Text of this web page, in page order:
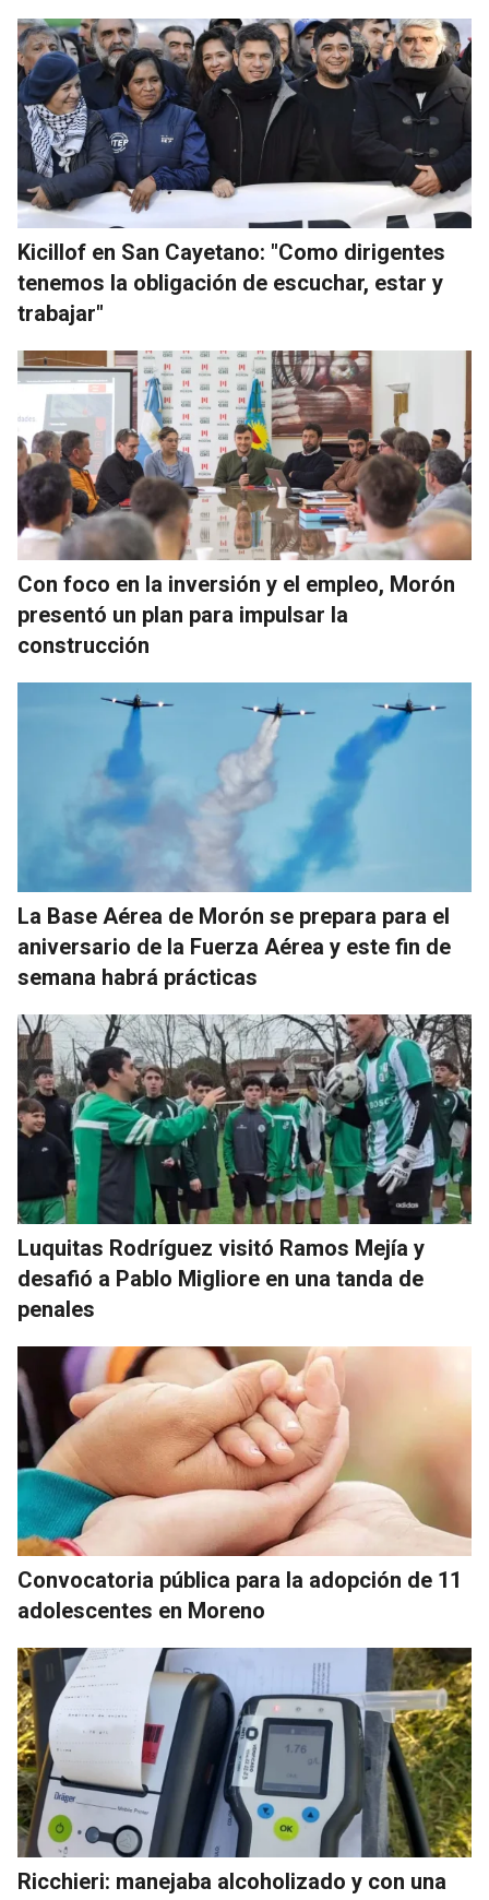
Kicillof en San Cayetano: "Como dirigentes
tenemos la obligación de escuchar, estar y
trabajar"
Con foco en la inversión y el empleo, Morón
presentó un plan para impulsar la
construcción
La Base Aérea de Morón se prepara para el
aniversario de la Fuerza Aérea y este fin de
semana habrá prácticas
Luquitas Rodríguez visitó Ramos Mejía y
desafió a Pablo Migliore en una tanda de
penales
Convocatoria pública para la adopción de 11
adolescentes en Moreno
Ricchieri: manejaba alcoholizado y con una